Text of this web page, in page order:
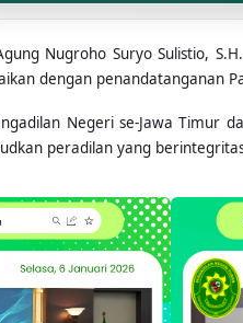
Nugroho Suryo Sulistio,
dengan penandatanganan
Negeri se-Jawa Timur
peradilan yang